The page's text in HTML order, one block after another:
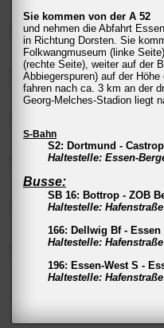
Sie kommen von der A 52
und nehmen die Abfahrt
in Richtung Dorsten. Sie
Folkwangmuseum (linke
(rechte Seite), weiter auf der
Abbiegerspuren) auf der
fahren nach ca. 3 km an der
Georg-Melches-Stadion liegt
S-Bahn
S2: Dortmund -
Haltestelle: Essen-
Busse:
SB 16: Bottrop - ZOB
Haltestelle: Hafenstraße
166: Dellwig Bf -
Haltestelle: Hafenstraße
196: Essen-West S -
Haltestelle: Hafenstraße